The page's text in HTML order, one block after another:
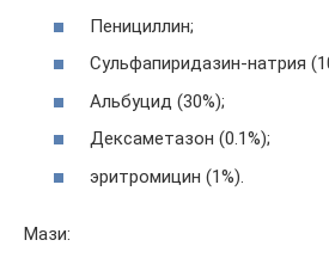
Пенициллин;
Сульфапиридазин-натрия
Альбуцид (30%);
Дексаметазон (0.1%);
эритромицин (1%).
Мази: